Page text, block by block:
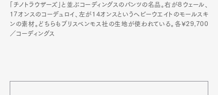
「チノトラウザーズ」と並ぶコーディングスのパンツの名品。右が８ウェール、
17オンスのコーデュロイ、左が14オンスというヘビーウエイトのモールスキ
ンの素材。どちらもブリスベンモス社の生地が使われている。各¥29,700
／コーディングス